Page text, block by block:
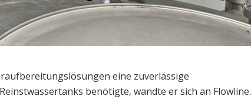
eine zuverlässige
benötigte, wandte er sich an Flowline.